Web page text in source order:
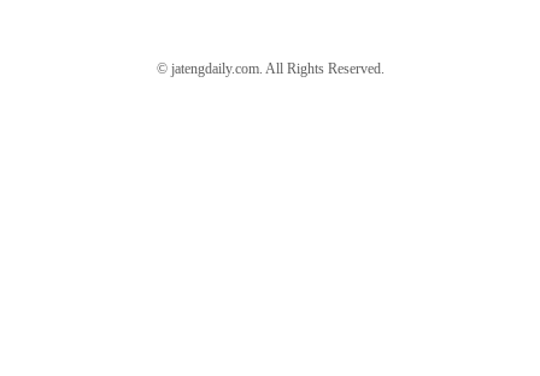
© jatengdaily.com. All Rights Reserved.